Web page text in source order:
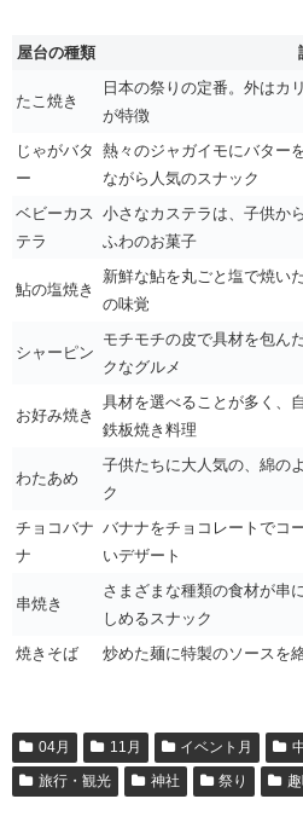
屋台の種類
たこ焼き
日本の祭りの定番。外はカ
が特徴
じゃがバタ
ー
熱々のジャガイモにバター
ながら人気のスナック
ベビーカス
テラ
小さなカステラは、子供か
ふわのお菓子
鮎の塩焼き
新鮮な鮎を丸ごと塩で焼い
の味覚
シャーピン
モチモチの皮で具材を包ん
クなグルメ
お好み焼き
具材を選べることが多く、
鉄板焼き料理
わたあめ
子供たちに大人気の、綿の
ク
チョコバナ
ナ
バナナをチョコレートでコ
いデザート
串焼き
さまざまな種類の食材が串
しめるスナック
焼きそば
炒めた麺に特製のソースを
04月 11月 イベント月
旅行・観光
神社 祭り